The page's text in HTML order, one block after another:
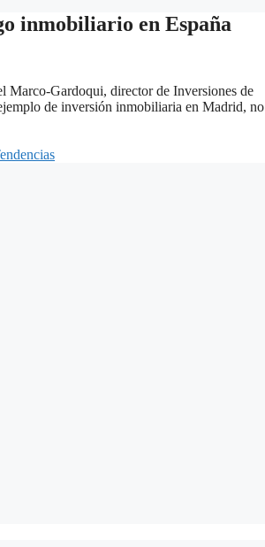
inmobiliario en España
Marco-Gardoqui, director de Inversiones de
de inversión inmobiliaria en Madrid, no